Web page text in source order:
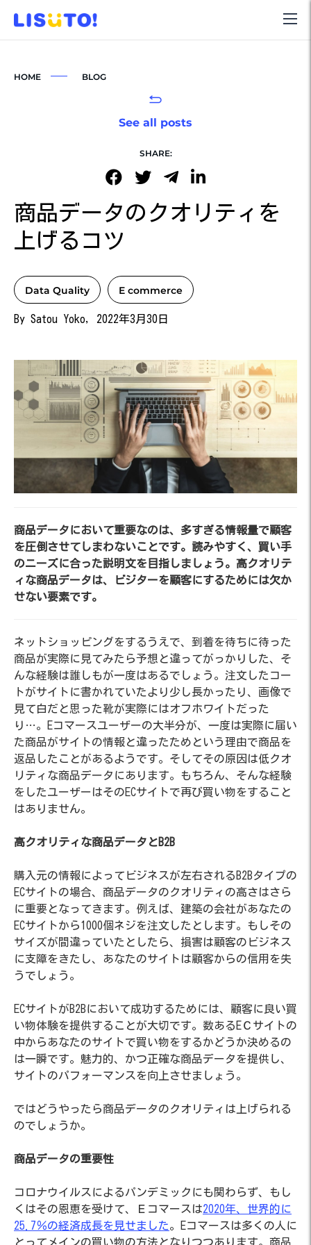
HOME BLOG
商品データのクオリティを
上げるコツ
Data Quality E commerce
By Satou Yoko, 2022年3月30日
商品データにおいて重要なのは、多すぎる情報量で顧客
を圧倒させてしまわないことです。読みやすく、買い手
のニーズに合った説明文を目指しましょう。高クオリテ
ィな商品データは、ビジターを顧客にするためには欠か
せない要素です。
ネットショッピングをするうえで、到着を待ちに待った
商品が実際に見てみたら予想と違ってがっかりした、そ
んな経験は誰しもが一度はあるでしょう。注文したコー
トがサイトに書かれていたより少し長かったり、画像で
見て白だと思った靴が実際にはオフホワイトだった
り…。Eコマースユーザーの大半分が、一度は実際に届い
た商品がサイトの情報と違ったためという理由で商品を
返品したことがあるようです。そしてその原因は低クオ
リティな商品データにあります。もちろん、そんな経験
をしたユーザーはそのECサイトで再び買い物をすること
はありません。
高クオリティな商品データとB2B
購入元の情報によってビジネスが左右されるB2Bタイプの
ECサイトの場合、商品データのクオリティの高さはさら
に重要となってきます。例えば、建築の会社があなたの
ECサイトから1000個ネジを注文したとします。もしその
サイズが間違っていたとしたら、損害は顧客のビジネス
に支障をきたし、あなたのサイトは顧客からの信用を失
うでしょう。
ECサイトがB2Bにおいて成功するためには、顧客に良い買
い物体験を提供することが大切です。数あるEＣサイトの
中からあなたのサイトで買い物をするかどうか決めるの
は一瞬です。魅力的、かつ正確な商品データを提供し、
サイトのパフォーマンスを向上させましょう。
ではどうやったら商品データのクオリティは上げられる
のでしょうか。
商品データの重要性
コロナウイルスによるパンデミックにも関わらず、もし
くはその恩恵を受けて、Ｅコマースは2020年、世界的に
25.7％の経済成長を見せました。Eコマースは多くの人に
とってメインの買い物の方法となりつつあります。商品
See all posts
SHARE: